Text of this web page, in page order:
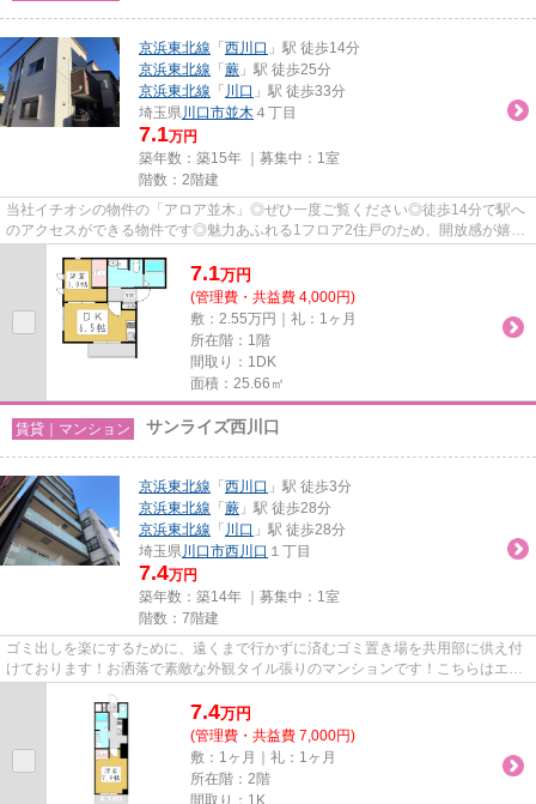
京浜東北線 「 西川口 」駅 徒歩14分
京浜東北線 「 蕨 」駅 徒歩25分
京浜東北線 「 川口 」駅 徒歩33分
埼玉県川口市並木 ４丁目
7.1万円
築年数：築15年 ｜募集中： 1室
階数：2階建
当社イチオシの物件の「アロア並木」◎ぜひ一度ご覧ください◎徒歩14分で駅へ
のアクセスができる物件です◎魅力あふれる1フロア2住戸のため、開放感が嬉し
7.1万円
(管理費・共益費 4,000円)
敷：2.55万円｜礼：1ヶ月
所在階：1階
間取り：1DK
面積：25.66㎡
賃貸｜マンション サンライズ西川口
京浜東北線 「 西川口 」駅 徒歩3分
京浜東北線 「 蕨 」駅 徒歩28分
京浜東北線 「 川口 」駅 徒歩28分
埼玉県川口市西川口 １丁目
7.4万円
築年数：築14年 ｜募集中： 1室
階数：7階建
ゴミ出しを楽にするために、遠くまで行かずに済むゴミ置き場を共用部に供え付
けております！お洒落で素敵な外観タイル張りのマンションです！こちらはエレ
7.4万円
(管理費・共益費 7,000円)
敷：1ヶ月｜礼：1ヶ月
所在階：2階
間取り：1K